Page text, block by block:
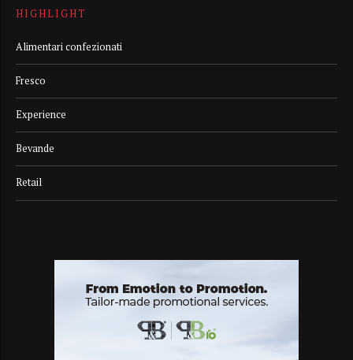
HIGHLIGHT
Alimentari confezionati
Fresco
Experience
Bevande
Retail